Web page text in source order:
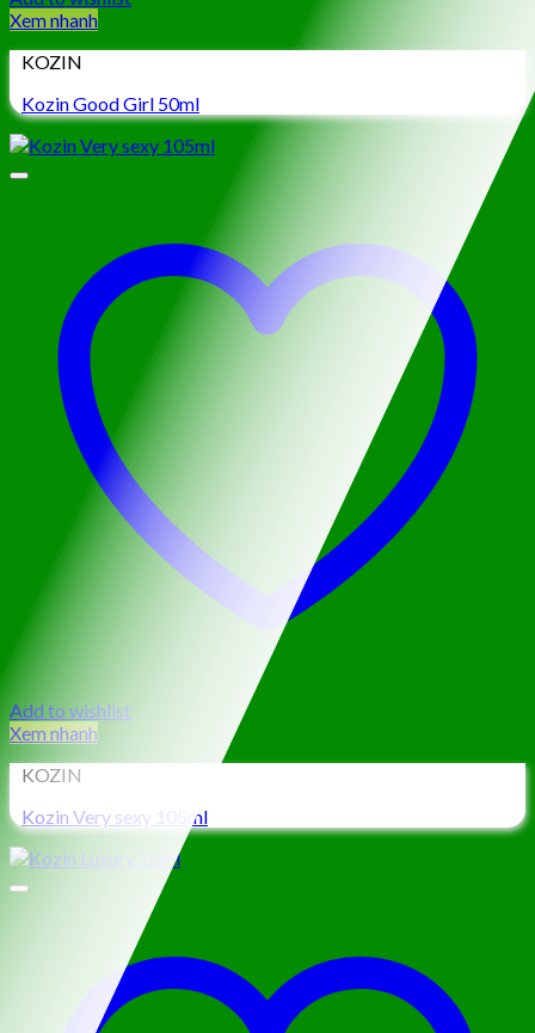
Xem nhanh
KOZIN
Kozin Good Girl 50ml
Add to wishlist
Xem nhanh
KOZIN
Kozin Very sexy 105ml